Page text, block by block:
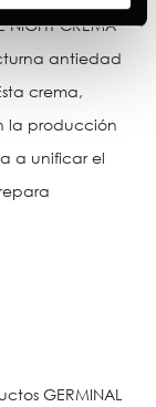
CREMA
antiedad
crema,
la producción
a unificar el
GERMINAL